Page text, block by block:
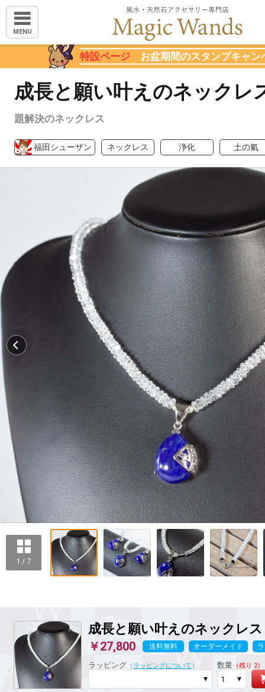
MENU
特設ページ お盆期間のスタンプキャン
成長と願い叶えのネックレ
題解決のネックレス
福田シューザン ネックレス 浄化 土の氣
1 / 7
成長と願い叶えのネックレス
￥27,800 送料無料 オーダーメイド
ラッピング （ ラッピングについて ） 数量（残り 2）